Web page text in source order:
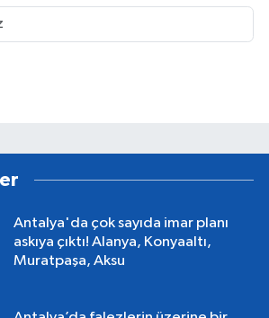
Antalya'da çok sayıda imar planı
askıya çıktı! Alanya, Konyaaltı,
Muratpaşa, Aksu